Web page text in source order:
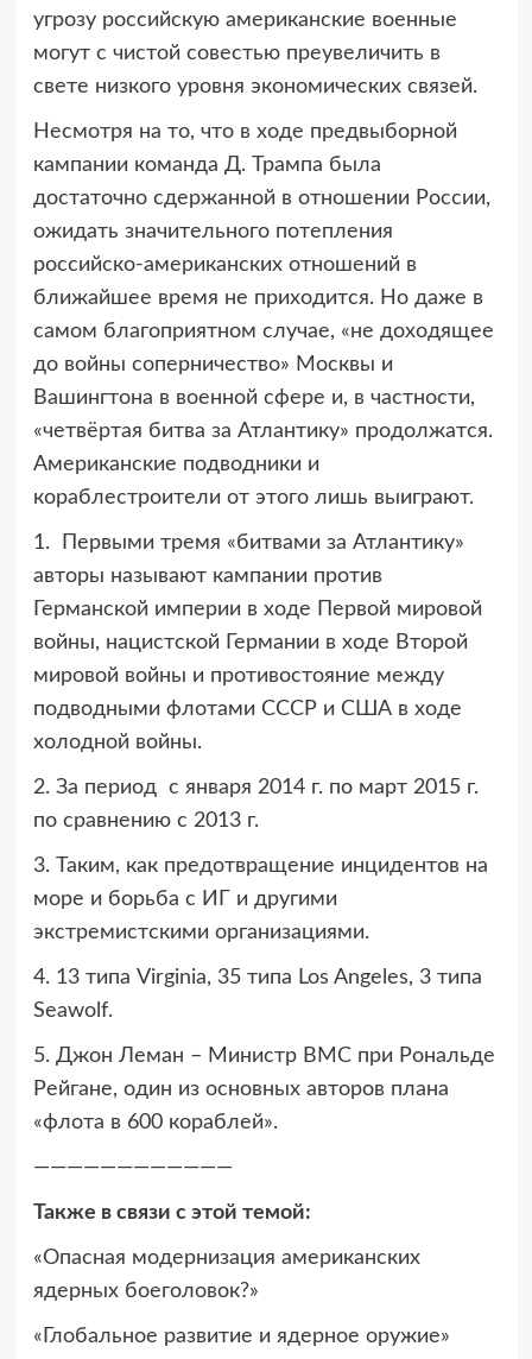
угрозу российскую американские военные
могут с чистой совестью преувеличить в
свете низкого уровня экономических связей.
Несмотря на то, что в ходе предвыборной
кампании команда Д. Трампа была
достаточно сдержанной в отношении России,
ожидать значительного потепления
российско-американских отношений в
ближайшее время не приходится. Но даже в
самом благоприятном случае, «не доходящее
до войны соперничество» Москвы и
Вашингтона в военной сфере и, в частности,
«четвёртая битва за Атлантику» продолжатся.
Американские подводники и
кораблестроители от этого лишь выиграют.
1. Первыми тремя «битвами за Атлантику»
авторы называют кампании против
Германской империи в ходе Первой мировой
войны, нацистской Германии в ходе Второй
мировой войны и противостояние между
подводными флотами СССР и США в ходе
холодной войны.
2. За период с января 2014 г. по март 2015 г.
по сравнению с 2013 г.
3. Таким, как предотвращение инцидентов на
море и борьба с ИГ и другими
экстремистскими организациями.
4. 13 типа Virginia, 35 типа Los Angeles, 3 типа
Seawolf.
5. Джон Леман – Министр ВМС при Рональде
Рейгане, один из основных авторов плана
«флота в 600 кораблей».
————————————
Также в связи с этой темой:
«Опасная модернизация американских
ядерных боеголовок?»
«Глобальное развитие и ядерное оружие»